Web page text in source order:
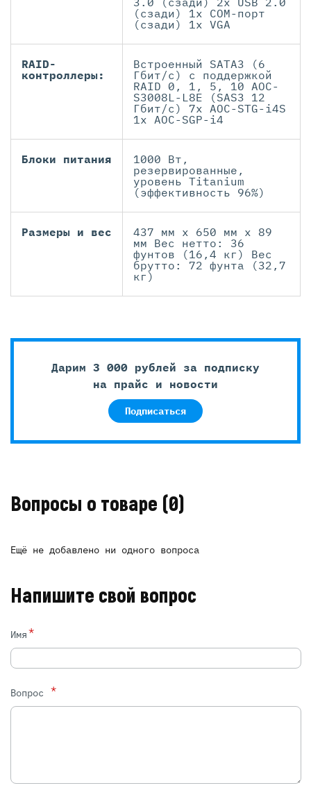
(сзади) 1x COM-порт
(сзади) 1x VGA
RAID-
контроллеры:
Встроенный SATA3 (6
Гбит/с) с поддержкой
RAID 0, 1, 5, 10 AOC-
S3008L-L8E (SAS3 12
Гбит/с) 7x AOC-STG-i4S
1x AOC-SGP-i4
Блоки питания
1000 Вт,
резервированные,
уровень Titanium
(эффективность 96%)
Размеры и вес
437 мм x 650 мм x 89
мм Вес нетто: 36
фунтов (16,4 кг) Вес
брутто: 72 фунта (32,7
кг)
Дарим 3 000 рублей за подписку
на прайс и новости
Подписаться
Вопросы о товаре (0)
Ещё не добавлено ни одного вопроса
Напишите свой вопрос
Имя*
Вопрос *